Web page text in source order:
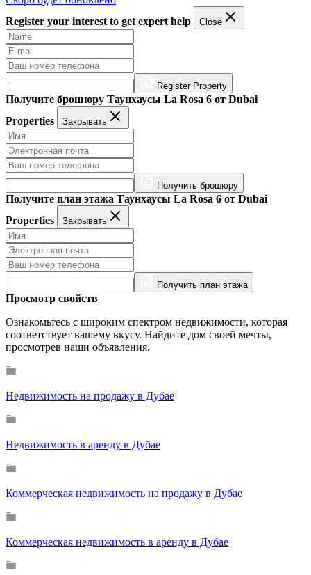
Register your interest to get expert help
Close
Register Property
Получите брошюру Таунхаусы La Rosa 6 от Dubai
Properties
Закрывать
Получить брошюру
Получите план этажа Таунхаусы La Rosa 6 от Dubai
Properties
Закрывать
Получить план этажа
Просмотр свойств
Ознакомьтесь с широким спектром недвижимости, которая
соответствует вашему вкусу. Найдите дом своей мечты,
просмотрев наши объявления.
Недвижимость на продажу в Дубае
Недвижимость в аренду в Дубае
Коммерческая недвижимость на продажу в Дубае
Коммерческая недвижимость в аренду в Дубае